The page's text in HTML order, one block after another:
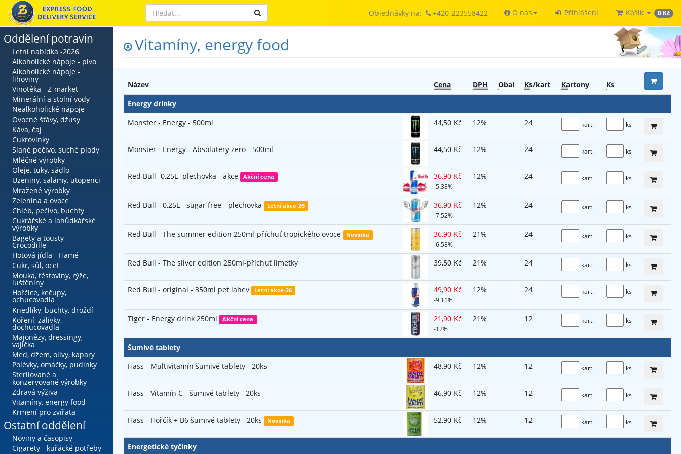
Objednávky na: +420-223558422 O nás Přihlášení Košík 0 Kč
Oddělení potravin
Letní nabídka -2026
Alkoholické nápoje - pivo
Alkoholické nápoje -
lihoviny
Vinotéka - Z-market
Minerální a stolní vody
Nealkoholické nápoje
Ovocné šťávy, džusy
Káva, čaj
Cukrovinky
Slané pečivo, suché plody
Mléčné výrobky
Oleje, tuky, sádlo
Uzeniny, salámy, utopenci
Mražené výrobky
Zelenina a ovoce
Chléb, pečivo, buchty
Cukrářské a lahůdkářské
výrobky
Bagety a tousty -
Crocodille
Hotová jídla - Hamé
Cukr, sůl, ocet
Mouka, těstoviny, rýže,
luštěniny
Hořčice, kečupy,
ochucovadla
Knedlíky, buchty, droždí
Koření, zálivky,
dochucovadla
Majonézy, dressingy,
vajíčka
Med, džem, olivy, kapary
Polévky, omáčky, pudinky
Sterilované a
konzervované výrobky
Zdravá výživa
Vitamíny, energy food
Krmení pro zvířata
Ostatní oddělení
Noviny a časopisy
Cigarety - kuřácké potřeby
Vitamíny, energy food
Název Cena DPH Obal Ks/kart Kartony
Ks
Energy drinky
Monster - Energy - 500ml
44,50 Kč 12% 24 kart. ks
Monster - Energy - Absolutery zero - 500ml 44,50 Kč 12% 24 kart. ks
Red Bull -0,25L- plechovka - akce Akční cena 36,90 Kč
-5.38%
12% 24 kart. ks
Red Bull - 0,25L - sugar free - plechovka Letní akce-26 36,90 Kč
-7.52%
12% 24 kart. ks
Red Bull - The summer edition 250ml-příchuť tropického ovoce Novinka 36,90 Kč
-6.58%
21% 24 kart. ks
Red Bull - The silver edition 250ml-příchuť limetky 39,50 Kč 21% 24 kart. ks
Red Bull - original - 350ml pet lahev Letní akce-26 49,90 Kč
-9.11%
12% 24 kart. ks
Tiger - Energy drink 250ml Akční cena 21,90 Kč
-12%
21% 12 kart. ks
Šumivé tablety
Hass - Multivitamín šumivé tablety - 20ks
48,90 Kč 12% 12 kart. ks
Hass - Vitamín C - šumivé tablety - 20ks 46,90 Kč 12% 12 kart. ks
Hass - Hořčík + B6 šumivé tablety - 20ks Novinka 52,90 Kč 12% 12 kart. ks
Energetické tyčinky